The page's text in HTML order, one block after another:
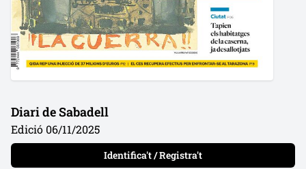
Diari de Sabadell
Edició 06/11/2025
Identifica't / Registra't